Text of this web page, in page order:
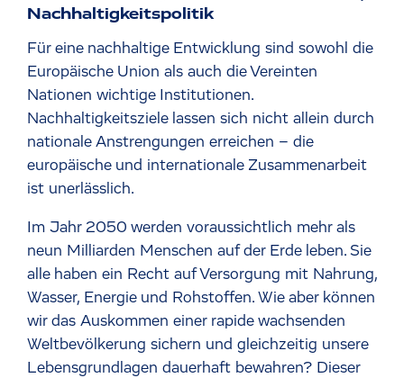
Nachhaltigkeitspolitik
Für eine nachhaltige Entwicklung sind sowohl die
Europäische Union als auch die Vereinten
Nationen wichtige Institutionen.
Nachhaltigkeitsziele lassen sich nicht allein durch
nationale Anstrengungen erreichen – die
europäische und internationale Zusammenarbeit
ist unerlässlich.
Im Jahr 2050 werden voraussichtlich mehr als
neun Milliarden Menschen auf der Erde leben. Sie
alle haben ein Recht auf Versorgung mit Nahrung,
Wasser, Energie und Rohstoffen. Wie aber können
wir das Auskommen einer rapide wachsenden
Weltbevölkerung sichern und gleichzeitig unsere
Lebensgrundlagen dauerhaft bewahren? Dieser